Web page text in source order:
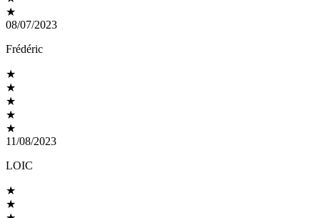
★
08/07/2023
Frédéric
★
★
★
★
★
11/08/2023
LOIC
★
★